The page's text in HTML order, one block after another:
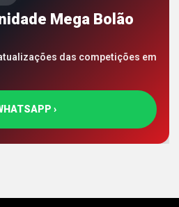
Mega Bolão
das competições em
›